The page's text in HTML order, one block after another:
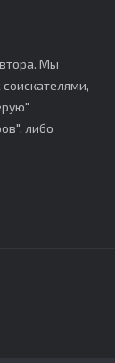
Мы
либо